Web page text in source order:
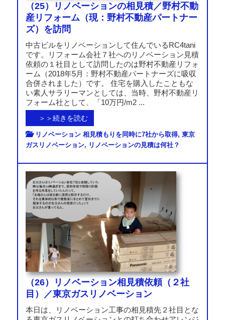
（25）リノベーションの相見積／野村不動
産リフォーム（現：野村不動産パートナー
ズ）を訪問
中古ビルをリノベーションして住んでいるRC4tani
です。リフォーム会社７社へのリノベーション見積
依頼の１社目として訪問したのは野村不動産リフォ
ーム（2018年5月：野村不動産パートナーズに吸収
合併されました）です。 住宅を購入したこともな
い素人サラリーマンとしては、当時、野村不動産リ
フォーム社として、「10万円/m2 ...
＞＞続きを読む
リノベーション 相見積もりを同時に7社から取得, 東京
ガスリノベーション, リノベーションの見積は何社？
（26）リノベーション相見積依頼（２社
目）／東京ガスリノベーション
本日は、リノベーション工事の相見積先２社目とな